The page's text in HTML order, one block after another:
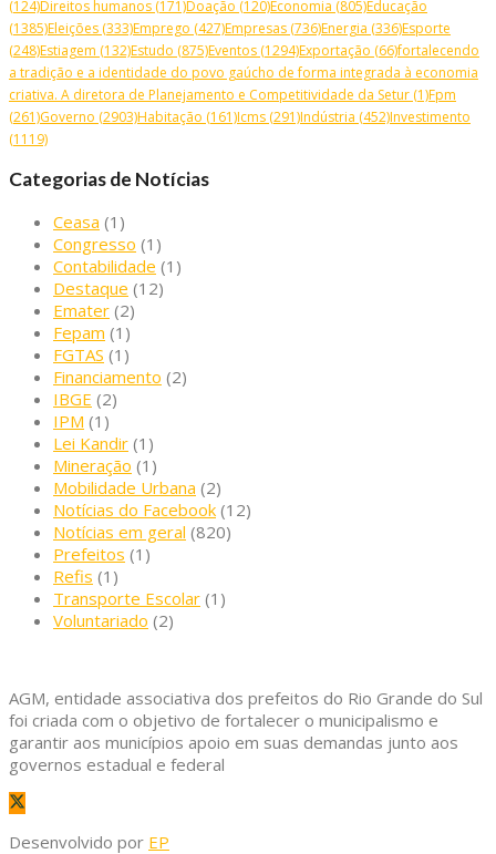
(124)Direitos humanos (171)Doação (120)Economia (805)Educação
(1385)Eleições (333)Emprego (427)Empresas (736)Energia (336)Esporte
(248)Estiagem (132)Estudo (875)Eventos (1294)Exportação (66)fortalecendo
a tradição e a identidade do povo gaúcho de forma integrada à economia
criativa. A diretora de Planejamento e Competitividade da Setur (1)Fpm
(261)Governo (2903)Habitação (161)Icms (291)Indústria (452)Investimento
(1119)
Categorias de Notícias
Ceasa (1)
Congresso (1)
Contabilidade (1)
Destaque (12)
Emater (2)
Fepam (1)
FGTAS (1)
Financiamento (2)
IBGE (2)
IPM (1)
Lei Kandir (1)
Mineração (1)
Mobilidade Urbana (2)
Notícias do Facebook (12)
Notícias em geral (820)
Prefeitos (1)
Refis (1)
Transporte Escolar (1)
Voluntariado (2)
AGM, entidade associativa dos prefeitos do Rio Grande do Sul
foi criada com o objetivo de fortalecer o municipalismo e
garantir aos municípios apoio em suas demandas junto aos
governos estadual e federal
Desenvolvido por EP